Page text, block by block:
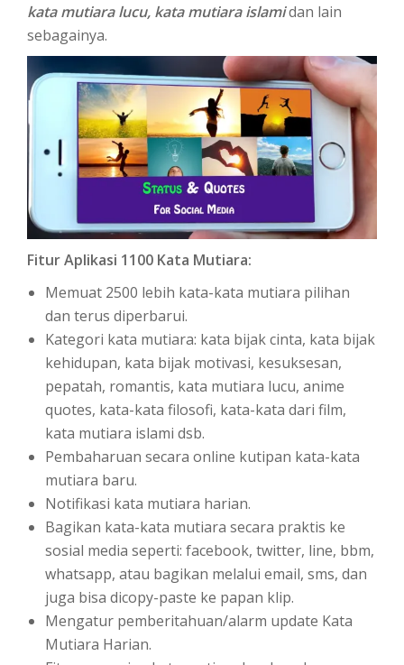
kata mutiara lucu, kata mutiara islamidan lain
sebagainya.
Fitur Aplikasi 1100 Kata Mutiara:
Memuat 2500 lebih kata-kata mutiara pilihan
dan terus diperbarui.
Kategori kata mutiara: kata bijak cinta, kata bijak
kehidupan, kata bijak motivasi, kesuksesan,
pepatah, romantis, kata mutiara lucu, anime
quotes, kata-kata filosofi, kata-kata dari film,
kata mutiara islami dsb.
Pembaharuan secara online kutipan kata-kata
mutiara baru.
Notifikasi kata mutiara harian.
Bagikan kata-kata mutiara secara praktis ke
sosial media seperti: facebook, twitter, line, bbm,
whatsapp, atau bagikan melalui email, sms, dan
juga bisa dicopy-paste ke papan klip.
Mengatur pemberitahuan/alarm update Kata
Mutiara Harian.